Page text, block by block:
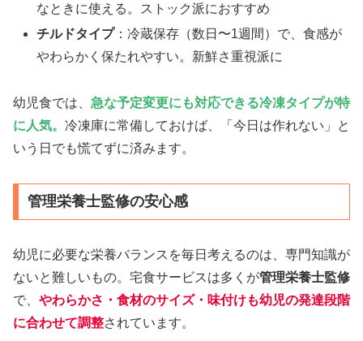
なときに使える。ストック派におすすめ
チルドタイプ：冷蔵保存（数日〜1週間）で、食感が
やわらかく保たれやすい。新鮮さ重視派に
幼児食では、 急な予定変更にも対応できる冷凍タイプが特
に人気。 冷凍庫に常備しておけば、「今日は作れない」と
いう日でも慌てずに済みます。
管理栄養士監修の安心感
幼児に必要な栄養バランスを毎日考えるのは、専門知識が
ないと難しいもの。宅食サービスは多くが管理栄養士監修
で、 やわらかさ・食材のサイズ・味付けも幼児の発達段階
に合わせて調整されています。